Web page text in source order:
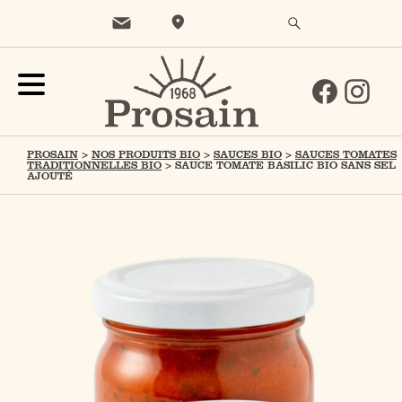
PROSAIN > NOS PRODUITS BIO > SAUCES BIO > SAUCES TOMATES
TRADITIONNELLES BIO > SAUCE TOMATE BASILIC BIO SANS SEL
AJOUTÉ